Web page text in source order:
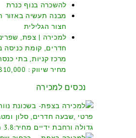
להשכרה בנוף כנרת
מבנה תעשיה באזור
חצור הגלילית
חדרים, קומת כניסה
מרכז קניות, בתי
מחיר שיווק : 810,000 ש”ח
נכסים למכירה